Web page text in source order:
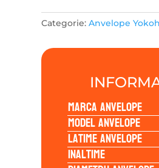
SUV
235/65R18
110H
Categorie: Anvelope
Marca anvelope
Model anvelope
Latime anvelope
Inaltime